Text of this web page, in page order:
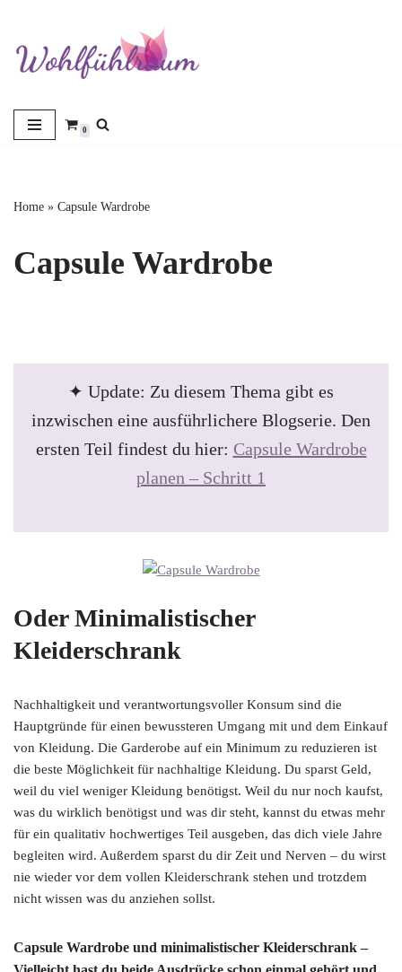
Zum
Inhalt
0
Home » Capsule Wardrobe
Capsule Wardrobe
✦ Update: Zu diesem Thema gibt es
inzwischen eine ausführlichere Blogserie. Den
ersten Teil findest du hier: Capsule Wardrobe
planen – Schritt 1
Oder Minimalistischer
Kleiderschrank
Nachhaltigkeit und verantwortungsvoller Konsum sind die
Hauptgründe für einen bewussteren Umgang mit und dem Einkauf
von Kleidung. Die Garderobe auf ein Minimum zu reduzieren ist
die beste Möglichkeit für nachhaltige Kleidung. Du sparst Geld,
weil du viel weniger Kleidung benötigst. Weil du nur noch kaufst,
was du wirklich benötigst und was dir steht, kannst du etwas mehr
für ein qualitativ hochwertiges Teil ausgeben, das dich viele Jahre
begleiten wird. Außerdem sparst du dir Zeit und Nerven – du wirst
nie wieder vor dem vollen Kleiderschrank stehen und trotzdem
nicht wissen was du anziehen sollst.
Capsule Wardrobe und minimalistischer Kleiderschrank –